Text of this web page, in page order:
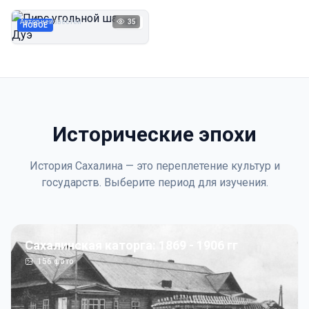
НОВОЕ 1923
Автор неизвестен 35
Исторические эпохи
История Сахалина — это переплетение культур и
государств. Выберите период для изучения.
Сахалинская каторга: 1869 - 1906 гг
156фото